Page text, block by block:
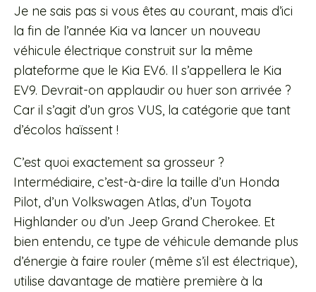
Je ne sais pas si vous êtes au courant, mais d’ici
la fin de l’année Kia va lancer un nouveau
véhicule électrique construit sur la même
plateforme que le Kia EV6. Il s’appellera le Kia
EV9. Devrait-on applaudir ou huer son arrivée ?
Car il s’agit d’un gros VUS, la catégorie que tant
d’écolos haïssent !
C’est quoi exactement sa grosseur ?
Intermédiaire, c’est-à-dire la taille d’un Honda
Pilot, d’un Volkswagen Atlas, d’un Toyota
Highlander ou d’un Jeep Grand Cherokee. Et
bien entendu, ce type de véhicule demande plus
d’énergie à faire rouler (même s’il est électrique),
utilise davantage de matière première à la